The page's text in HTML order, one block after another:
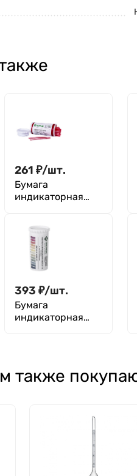
261 ₽/шт.
Бумага
индикаторная
393 ₽/шт.
Бумага
индикаторная
также